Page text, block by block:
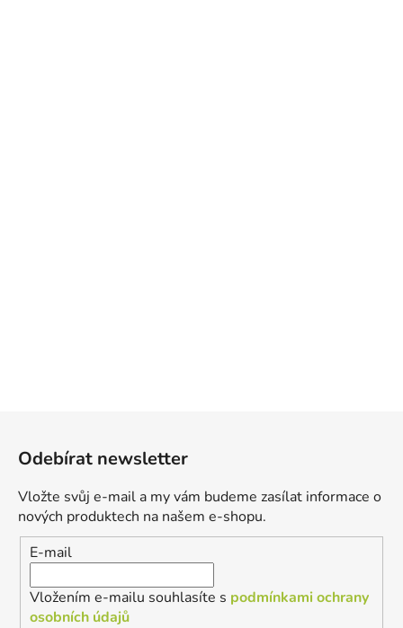
Odebírat newsletter
Vložte svůj e-mail a my vám budeme zasílat informace o
nových produktech na našem e-shopu.
E-mail
Vložením e-mailu souhlasíte s podmínkami ochrany
osobních údajů